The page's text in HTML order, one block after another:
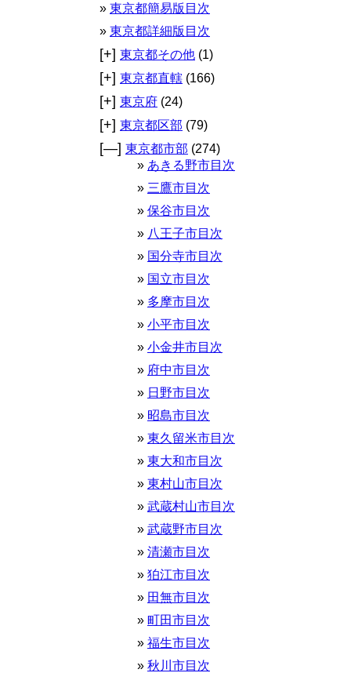
東京都簡易版目次
東京都詳細版目次
[+] 東京都その他 (1)
[+] 東京都直轄 (166)
[+] 東京府 (24)
[+] 東京都区部 (79)
[—] 東京都市部 (274)
あきる野市目次
三鷹市目次
保谷市目次
八王子市目次
国分寺市目次
国立市目次
多摩市目次
小平市目次
小金井市目次
府中市目次
日野市目次
昭島市目次
東久留米市目次
東大和市目次
東村山市目次
武蔵村山市目次
武蔵野市目次
清瀬市目次
狛江市目次
田無市目次
町田市目次
福生市目次
秋川市目次